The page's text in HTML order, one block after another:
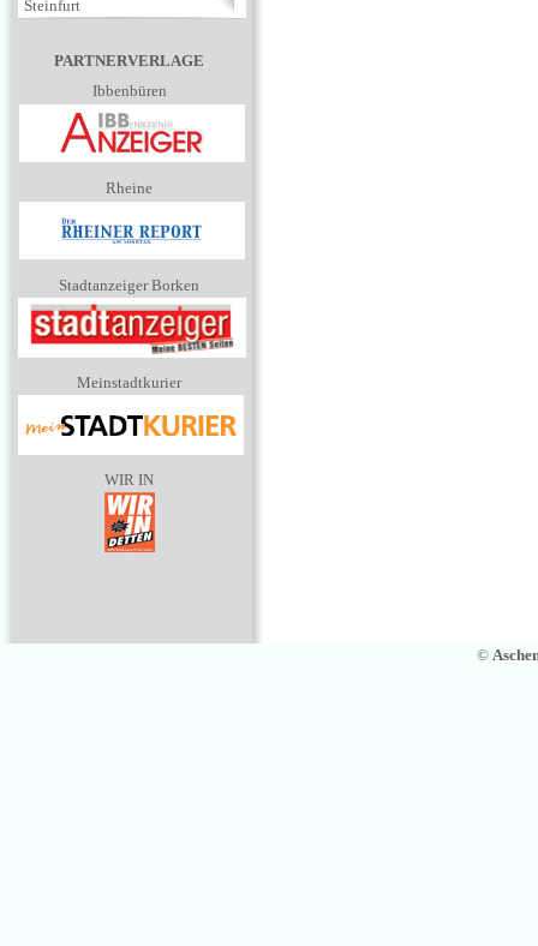
Steinfurt
PARTNERVERLAGE
Ibbenbüren
Rheine
Stadtanzeiger Borken
Meinstadtkurier
WIR IN
©